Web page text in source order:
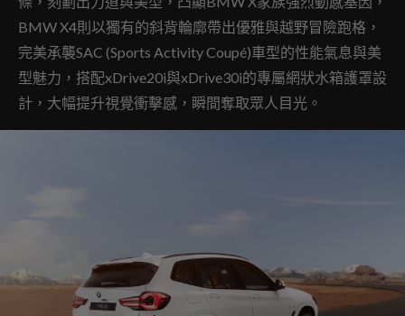
BMW X4則以獨有的斜背輪廓帶出優雅與越野冒險跑格，
完美承襲SAC (Sports Activity Coupé)車型的性能氣息與美
型魅力，搭配xDrive20i與xDrive30i的專屬網狀水箱護罩設
計，大幅提升視覺衝擊感，瞬間奪取眾人目光。